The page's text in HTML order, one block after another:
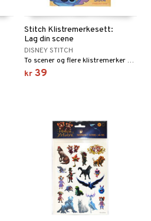
Stitch Klistremerkesett:
Lag din scene
DISNEY STITCH
To scener og flere klistremerker som kan flyttes rundt.
kr 39